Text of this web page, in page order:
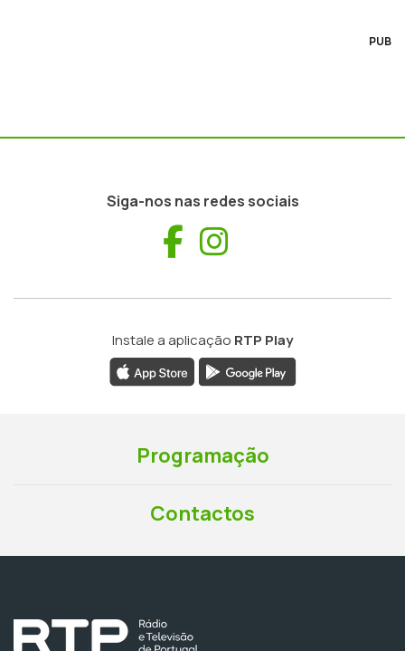
PUB
Siga-nos nas redes sociais
Facebook
Instale a aplicação RTP Play
Programação
Contactos